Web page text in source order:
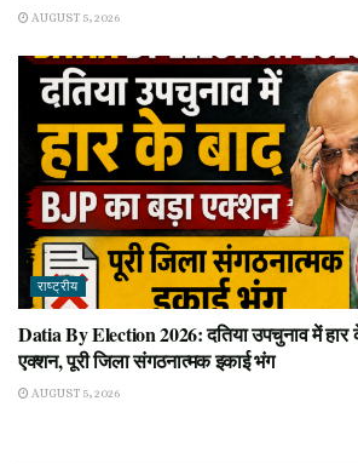
AUGUST 5, 2026
राष्ट्रीय
Datia By Election 2026: दतिया उपचुनाव में हार
एक्शन, पूरी जिला संगठनात्मक इकाई भंग
AUGUST 5, 2026